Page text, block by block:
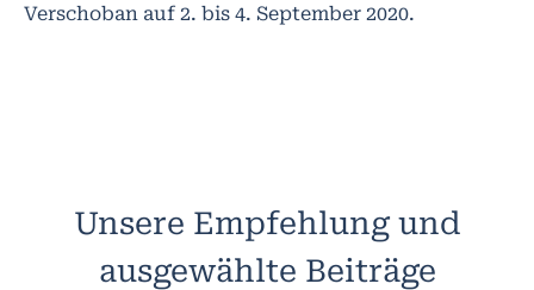
Verschoban auf 2. bis 4. September 2020.
Unsere Empfehlung und
ausgewählte Beiträge